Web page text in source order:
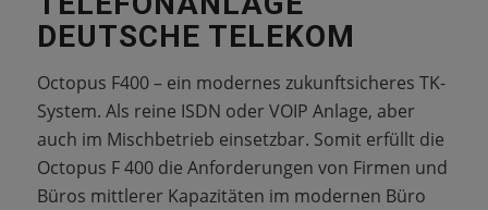
DEUTSCHE TELEKOM
Octopus F400 – ein modernes zukunftsicheres TK-
System. Als reine ISDN oder VOIP Anlage, aber
auch im Mischbetrieb einsetzbar. Somit erfüllt die
Octopus F 400 die Anforderungen von Firmen und
Büros mittlerer Kapazitäten im modernen Büro